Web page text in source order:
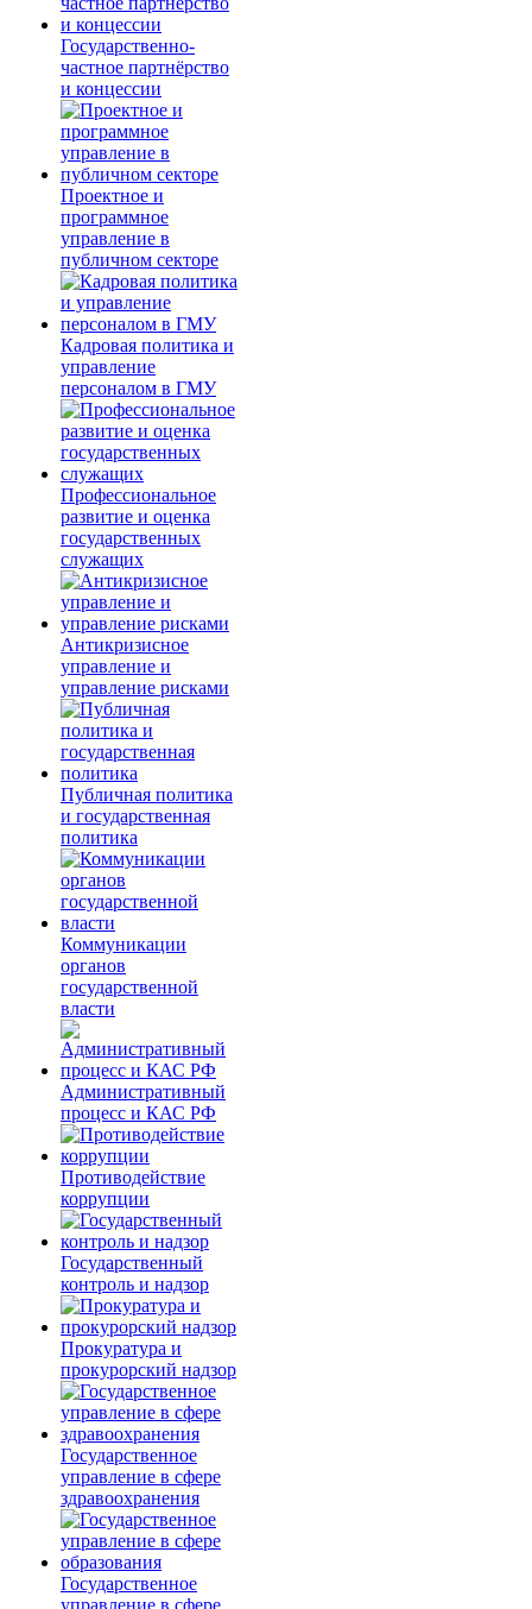
Государственно-
частное партнёрство
и концессии
Проектное и
программное
управление в
публичном секторе
Кадровая политика и
управление
персоналом в ГМУ
Профессиональное
развитие и оценка
государственных
служащих
Антикризисное
управление и
управление рисками
Публичная политика
и государственная
политика
Коммуникации
органов
государственной
власти
Административный
процесс и КАС РФ
Противодействие
коррупции
Государственный
контроль и надзор
Прокуратура и
прокурорский надзор
Государственное
управление в сфере
здравоохранения
Государственное
управление в сфере